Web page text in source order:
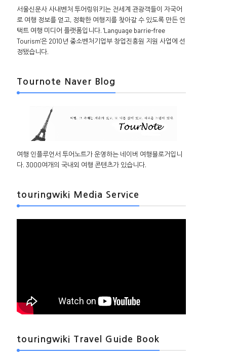
서울신문사 사내벤처 투어링위키는 전세계 관광객들이 자국어
로 여행 정보를 얻고, 정확한 여행지를 찾아갈 수 있도록 만든 언
택트 여행 미디어 플랫폼입니다. 'Language barrie-free
Tourism'은 2010년 중소벤처기업부 창업진흥원 지원 사업에 선
정됐습니다.
Tournote Naver Blog
여행 인플루언서 투어노트가 운영하는 네이버 여행블로거입니
다. 3000여개의 국내외 여행 콘텐츠가 있습니다.
touringwiki Media Service
touringwiki Travel Guide Book